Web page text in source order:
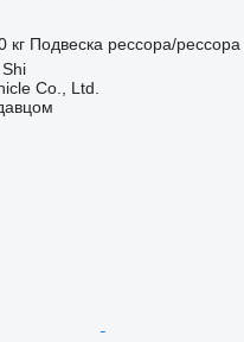
кг Подвеска рессора/рессора
Co., Ltd.